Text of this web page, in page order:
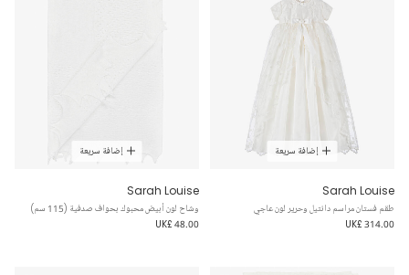
إضافة سريعة
Sarah Louise
طقم فستان مراسم دانتيل وحرير لون عاجي
UK£ 314.00
إضافة سريعة
Sarah Louise
وشاح لون أبيض محبوك بحواف صدفية (115 سم)
UK£ 48.00